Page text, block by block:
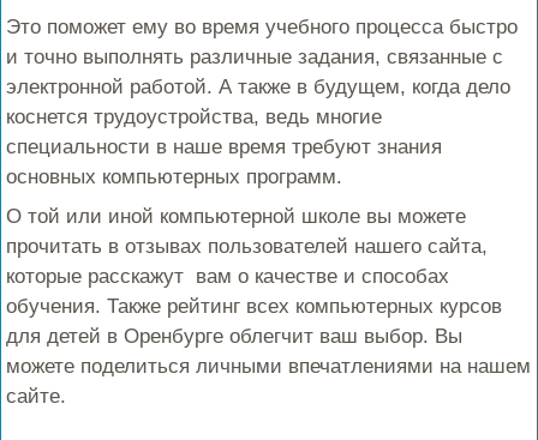
Это поможет ему во время учебного процесса быстро
и точно выполнять различные задания, связанные с
электронной работой. А также в будущем, когда дело
коснется трудоустройства, ведь многие
специальности в наше время требуют знания
основных компьютерных программ.
О той или иной компьютерной школе вы можете
прочитать в отзывах пользователей нашего сайта,
которые расскажут вам о качестве и способах
обучения. Также рейтинг всех компьютерных курсов
для детей в Оренбурге облегчит ваш выбор. Вы
можете поделиться личными впечатлениями на нашем
сайте.